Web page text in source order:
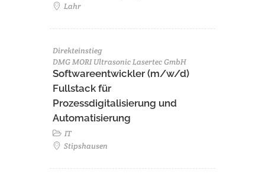
Lahr
Direkteinstieg
DMG MORI Ultrasonic Lasertec GmbH
Softwareentwickler (m/w/d)
Fullstack für
Prozessdigitalisierung und
Automatisierung
IT
Stipshausen